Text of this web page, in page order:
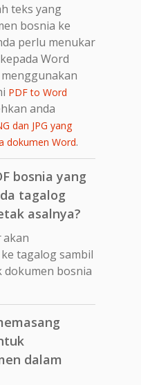
teks yang
bosnia ke
perlu menukar
Word
PDF to Word
anda
dan JPG yang
dokumen Word.
bosnia yang
tagalog
asalnya?
akan
tagalog sambil
dokumen bosnia
dalam